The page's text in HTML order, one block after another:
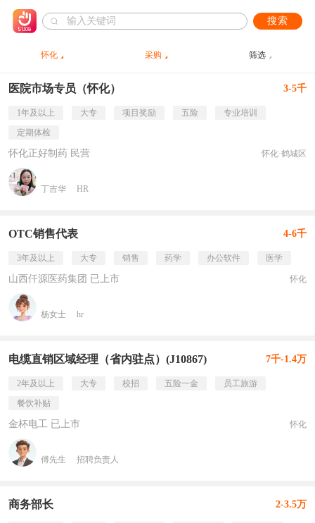
搜索
怀化 采购 筛选
医院市场专员（怀化） 3-5千
1年及以上 大专 项目奖励 五险
专业培训
定期体检
怀化正好制药 民营 怀化·鹤城区
丁吉华 HR
OTC销售代表 4-6千
3年及以上 大专 销售 药学 办公软件 医学
山西仟源医药集团 已上市 怀化
杨女士 hr
电缆直销区域经理（省内驻点）(J10867) 7千-1.4万
2年及以上 大专 校招 五险一金
员工旅游
餐饮补贴
金杯电工 已上市 怀化
傅先生 招聘负责人
商务部长 2-3.5万